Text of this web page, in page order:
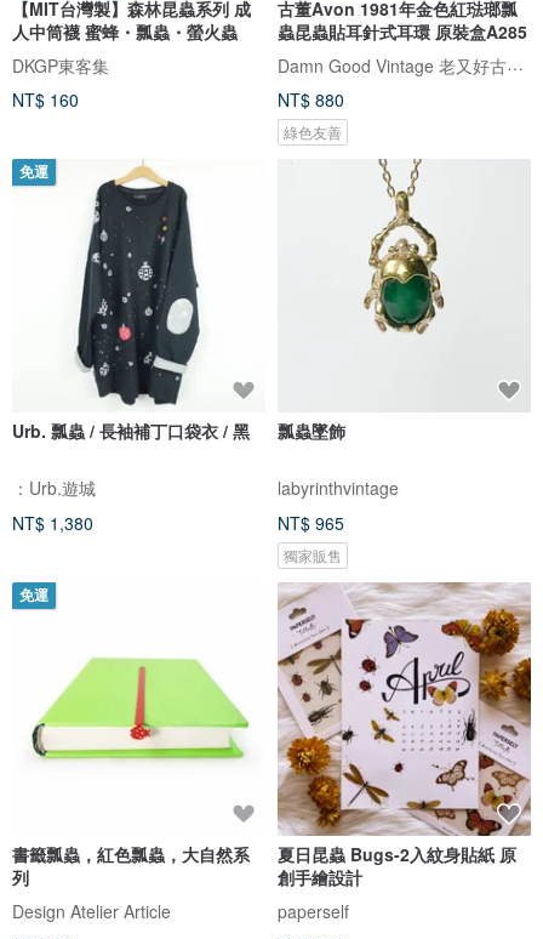
【MIT台灣製】森林昆蟲系列 成
人中筒襪 蜜蜂・瓢蟲・螢火蟲
DKGP東客集
NT$ 160
古董Avon 1981年金色紅琺瑯瓢
蟲昆蟲貼耳針式耳環 原裝盒A285
Damn Good Vintage 老又好古董珠寶
NT$ 880
綠色友善
免運
Urb. 瓢蟲 / 長袖補丁口袋衣 / 黑
：Urb.遊城
NT$ 1,380
瓢蟲墜飾
labyrinthvintage
NT$ 965
獨家販售
免運
書籤瓢蟲，紅色瓢蟲，大自然系
列
Design Atelier Article
夏日昆蟲 Bugs-2入紋身貼紙 原
創手繪設計
paperself